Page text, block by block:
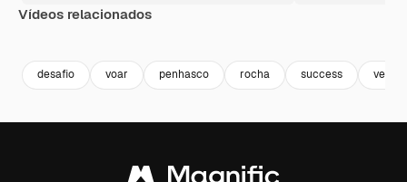
Vídeos relacionados
desafio voar penhasco rocha success